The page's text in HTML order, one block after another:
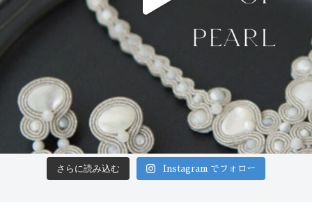
さらに読み込む Instagram でフォロー